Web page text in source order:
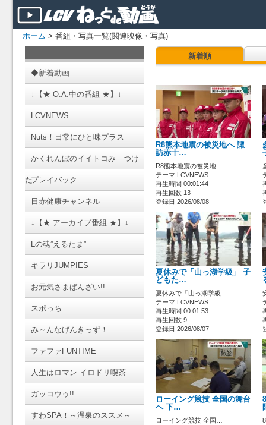
ホーム > 番組・写真一覧(関連映像・写真)
◆新着動画
↓【★ O.A.中の番組 ★】↓
LCVNEWS
Nuts！日常にひと味プラス
かくれんぼのイイトコみ―つけ
たプレイバック
日赤健康チャンネル
↓【★ アーカイブ番組 ★】↓
Lの魂”えるたま”
キラリJUMPIES
お元気さまばんざい!!
スポっち
み～んなげんきっず！
ファファFUNTIME
人生はロマン イロドリ喫茶
ガッコウゥ!!
すわSPA！～温泉のススメ～
新着順
R8熊本地震の被災地へ 諏
訪赤十…
R8熊本地震の被災地…
テーマ LCVNEWS
再生時間 00:01:44
再生回数 13
登録日 2026/08/08
夏休みで「山っ湖学級」 子
どもた…
夏休みで「山っ湖学級…
テーマ LCVNEWS
再生時間 00:01:53
再生回数 9
登録日 2026/08/07
ローイング競技 全国の舞台
へ 下…
ローイング競技 全国…